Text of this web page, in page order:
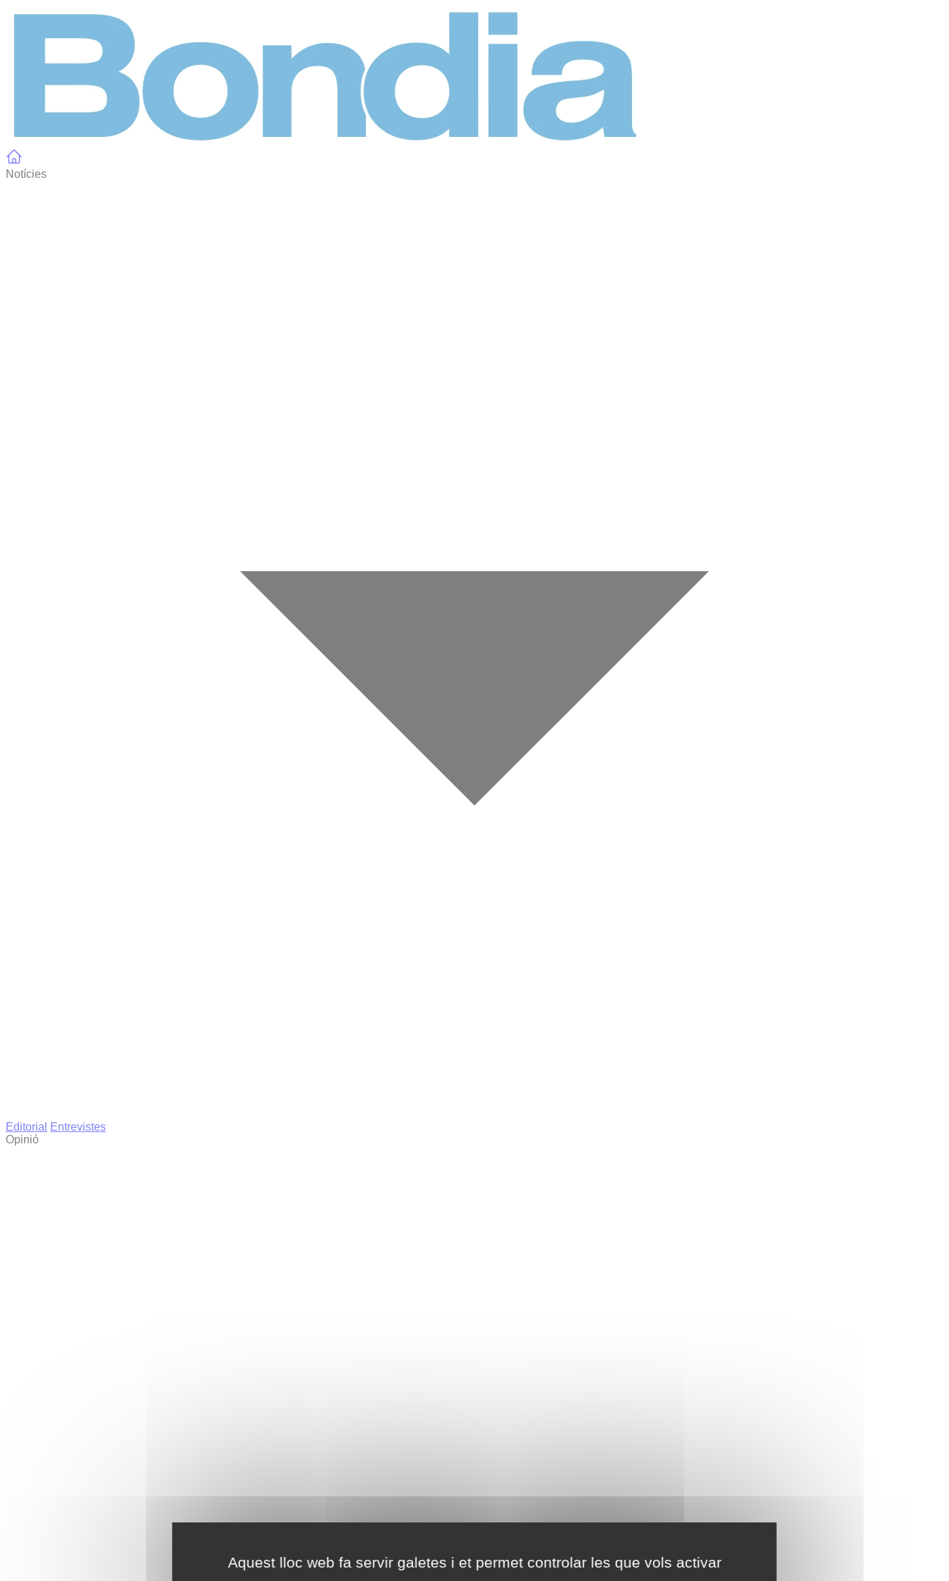
Aquest lloc web fa servir galetes i et permet controlar les que vols activar
Notícies
Editorial
Entrevistes
Opinió